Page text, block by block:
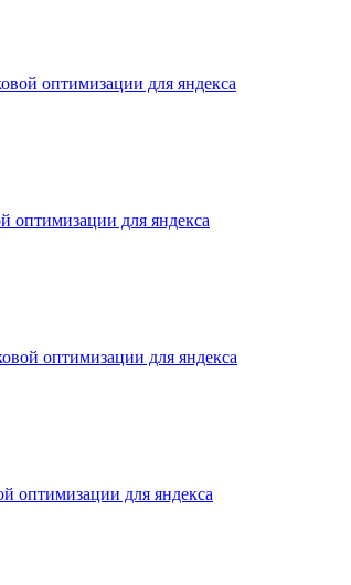
оптимизации для яндекса
оптимизации для яндекса
оптимизации для яндекса
оптимизации для яндекса